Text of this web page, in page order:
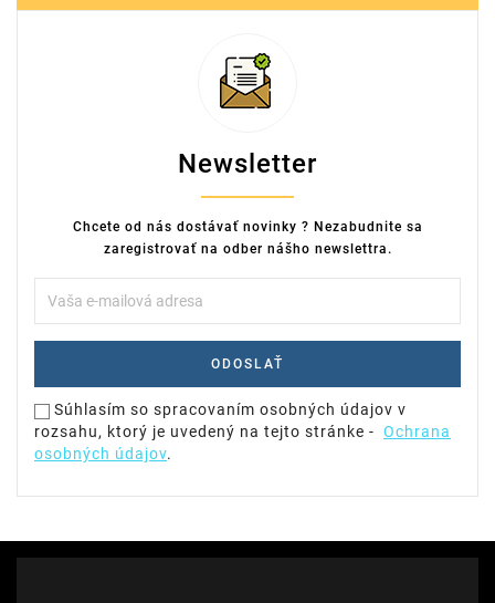
Newsletter
Chcete od nás dostávať novinky ? Nezabudnite sa
zaregistrovať na odber nášho newslettra.
Súhlasím so spracovaním osobných údajov v
rozsahu, ktorý je uvedený na tejto stránke - Ochrana
osobných údajov.